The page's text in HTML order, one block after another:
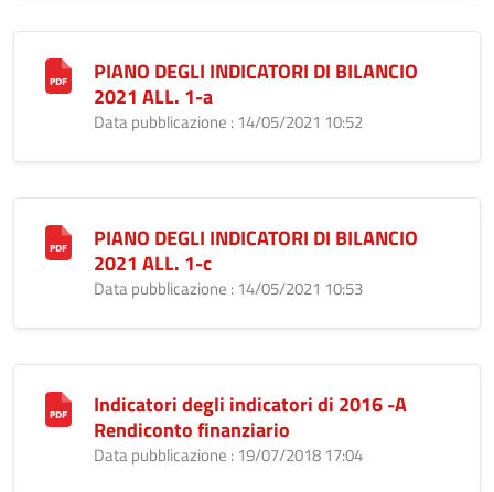
PIANO DEGLI INDICATORI DI BILANCIO
2021 ALL. 1-a
Data pubblicazione : 14/05/2021 10:52
PIANO DEGLI INDICATORI DI BILANCIO
2021 ALL. 1-c
Data pubblicazione : 14/05/2021 10:53
Indicatori degli indicatori di 2016 -A
Rendiconto finanziario
Data pubblicazione : 19/07/2018 17:04